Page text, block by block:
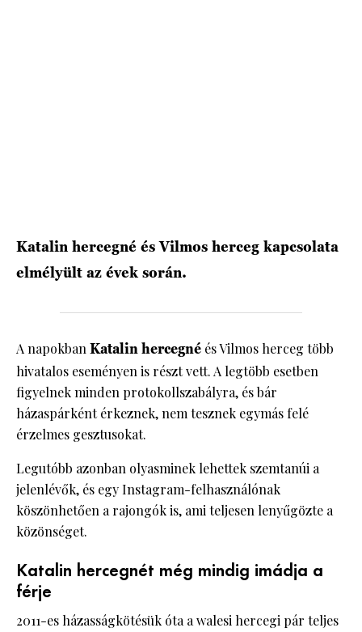
Katalin hercegné és Vilmos herceg kapcsolata
elmélyült az évek során.
A napokbanKatalin hercegné és Vilmos herceg több
hivatalos eseményen is részt vett. A legtöbb esetben
figyelnek minden protokollszabályra, és bár
házaspárként érkeznek, nem tesznek egymás felé
érzelmes gesztusokat.
Legutóbb azonban olyasminek lehettek szemtanúi a
jelenlévők, és egy Instagram-felhasználónak
köszönhetően a rajongók is, ami teljesen lenyűgözte a
közönséget.
Katalin hercegnét még mindig imádja a
férje
2011-es házasságkötésük óta a walesi hercegi pár teljes